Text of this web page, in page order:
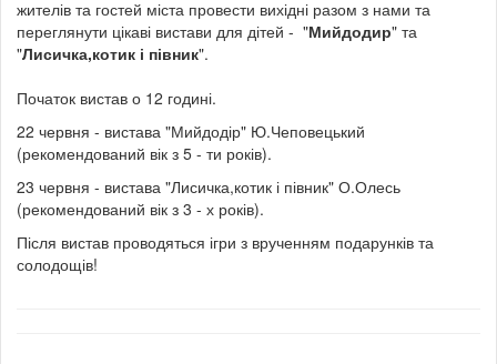
жителів та гостей міста провести вихідні разом з нами та
переглянути цікаві вистави для дітей - "Мийдодир" та
"Лисичка,котик і півник".
Початок вистав о 12 годині.
22 червня - вистава "Мийдодір" Ю.Чеповецький
(рекомендований вік з 5 - ти років).
23 червня - вистава "Лисичка,котик і півник" О.Олесь
(рекомендований вік з 3 - х років).
Після вистав проводяться ігри з врученням подарунків та
солодощів!